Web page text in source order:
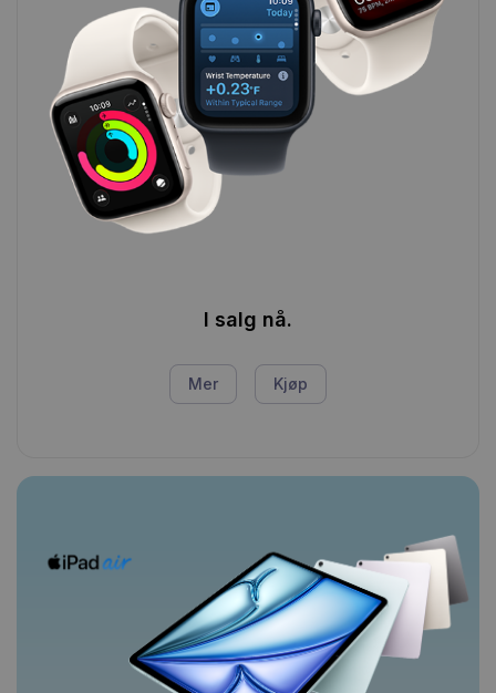
I salg nå.
Mer Kjøp